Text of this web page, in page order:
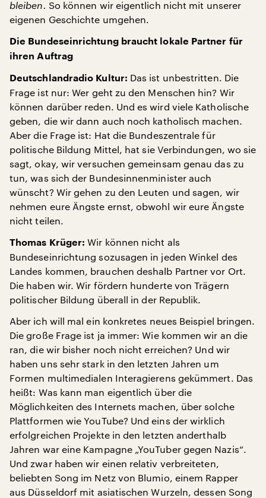
bleiben. So können wir eigentlich nicht mit unserer
eigenen Geschichte umgehen.
Die Bundeseinrichtung braucht lokale Partner für
ihren Auftrag
Deutschlandradio Kultur: Das ist unbestritten. Die
Frage ist nur: Wer geht zu den Menschen hin? Wir
können darüber reden. Und es wird viele Katholische
geben, die wir dann auch noch katholisch machen.
Aber die Frage ist: Hat die Bundeszentrale für
politische Bildung Mittel, hat sie Verbindungen, wo sie
sagt, okay, wir versuchen gemeinsam genau das zu
tun, was sich der Bundesinnenminister auch
wünscht? Wir gehen zu den Leuten und sagen, wir
nehmen eure Ängste ernst, obwohl wir eure Ängste
nicht teilen.
Thomas Krüger: Wir können nicht als
Bundeseinrichtung sozusagen in jeden Winkel des
Landes kommen, brauchen deshalb Partner vor Ort.
Die haben wir. Wir fördern hunderte von Trägern
politischer Bildung überall in der Republik.
Aber ich will mal ein konkretes neues Beispiel bringen.
Die große Frage ist ja immer: Wie kommen wir an die
ran, die wir bisher noch nicht erreichen? Und wir
haben uns sehr stark in den letzten Jahren um
Formen multimedialen Interagierens gekümmert. Das
heißt: Was kann man eigentlich über die
Möglichkeiten des Internets machen, über solche
Plattformen wie YouTube? Und eins der wirklich
erfolgreichen Projekte in den letzten anderthalb
Jahren war eine Kampagne „YouTuber gegen Nazis“.
Und zwar haben wir einen relativ verbreiteten,
beliebten Song im Netz von Blumio, einem Rapper
aus Düsseldorf mit asiatischen Wurzeln, dessen Song